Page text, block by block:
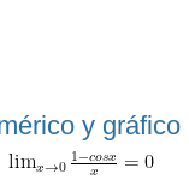
y gráfico